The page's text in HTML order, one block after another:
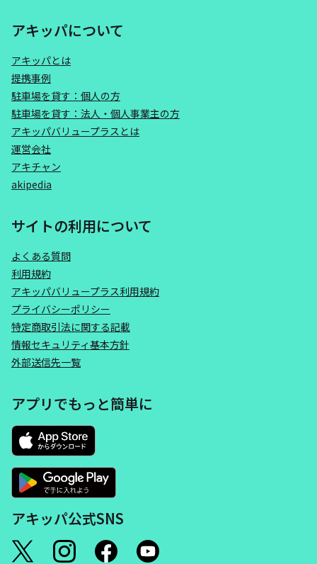
アキッパについて
アキッパとは
提携事例
駐車場を貸す：個人の方
駐車場を貸す：法人・個人事業主の方
アキッパバリュープラスとは
運営会社
アキチャン
akipedia
サイトの利用について
よくある質問
利用規約
アキッパバリュープラス利用規約
プライバシーポリシー
特定商取引法に関する記載
情報セキュリティ基本方針
外部送信先一覧
アプリでもっと簡単に
アキッパ公式SNS